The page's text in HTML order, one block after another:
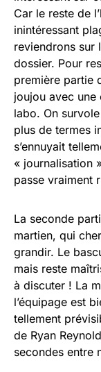
Car le reste de
inintéressant
reviendrons sur
dossier. Pour
première partie
joujou avec une
labo. On
plus de termes
s’ennuyait
« journalisation
passe vraiment
La seconde
martien, qui
grandir. Le
mais reste
à discuter ! La
l’équipage est
tellement
de Ryan
secondes entre